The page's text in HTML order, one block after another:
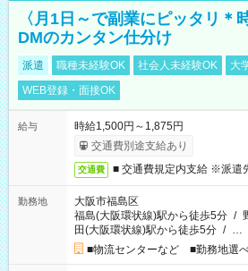
〈月1日～で副業にピッタリ＊
DMのカンタン仕分け
派遣 職種未経験OK 社会人未経験OK 大
WEB登録・面接OK
給与
時給1,500円～1,875円
交通費別途支給あり
交通費 ■ 交通費規定内支給 ※派遣
勤務地
大阪市福島区
福島(大阪環状線)駅から徒歩5分 /
田(大阪環状線)駅から徒歩5分 / …
■物流センターなど ■勤務地選